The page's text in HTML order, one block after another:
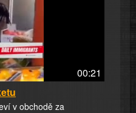
00:21
v obchodě za